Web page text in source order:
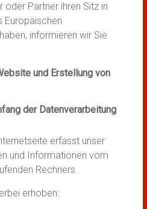
oder Partner ihren Sitz in
Europäischen
informieren wir Sie
und Erstellung von
der Datenverarbeitung
erfasst unser
und Informationen vom
Rechners.
erhoben: